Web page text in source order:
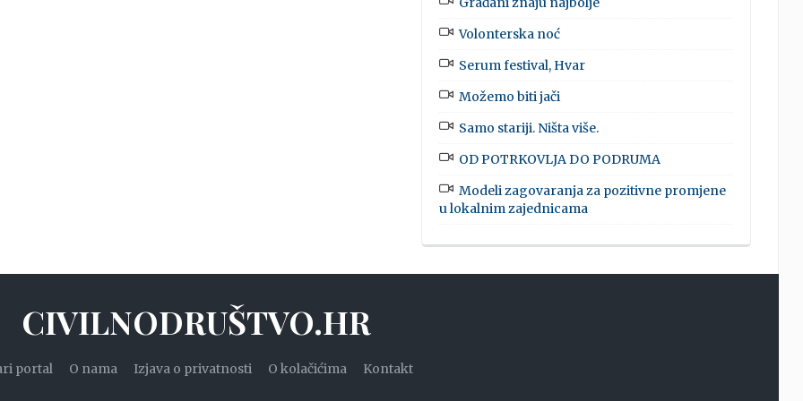
Volonterska noć
Serum festival, Hvar
Možemo biti jači
Samo stariji. Ništa više.
OD POTRKOVLJA DO PODRUMA
Modeli zagovaranja za pozitivne promjene
u lokalnim zajednicama
CIVILNODRUŠTVO.HR
portal O nama Izjava o privatnosti O kolačićima Kontakt